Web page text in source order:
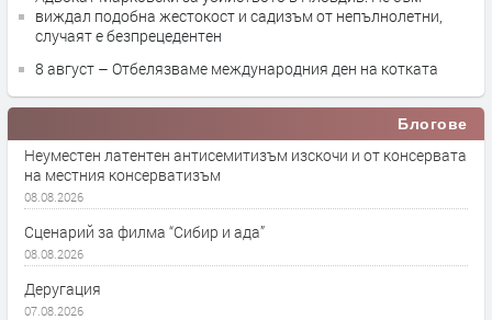
виждал подобна жестокост и садизъм от непълнолетни,
случаят е безпрецедентен
8 август – Отбелязваме международния ден на котката
Блогове
Неуместен латентен антисемитизъм изскочи и от консервата
на местния консерватизъм
08.08.2026
Сценарий за филма “Сибир и ада”
08.08.2026
Деругация
07.08.2026